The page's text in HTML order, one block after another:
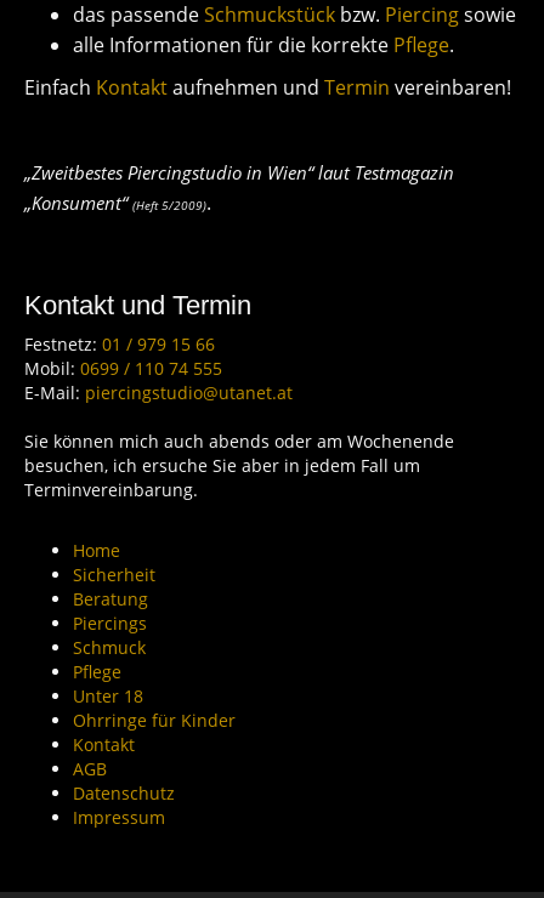
das passendeSchmuck­stück bzw. Piercingsowie
alle Informationen für die korrekte Pflege.
Einfach Kontaktaufnehmen und Termin vereinbaren!
„Zweitbestes Piercingstudio in Wien“ laut Testmagazin
„Konsument“(Heft 5/2009).
Kontakt und Termin
Festnetz: 01 / 979 15 66
Mobil: 0699 / 110 74 555
E-Mail: piercingstudio@utanet.at
Sie können mich auch abends oder am Wochenende
besuchen, ich ersuche Sie aber in jedem Fall um
Terminvereinbarung.
Home
Sicherheit
Beratung
Piercings
Schmuck
Pflege
Unter 18
Ohrringe für Kinder
Kontakt
AGB
Datenschutz
Impressum